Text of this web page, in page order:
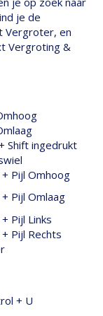
je de
Vergroter, en
Vergroting &
Shift ingedrukt
Pijl Omhoog
Pijl Omlaag
Pijl Links
Pijl Rechts
+ U